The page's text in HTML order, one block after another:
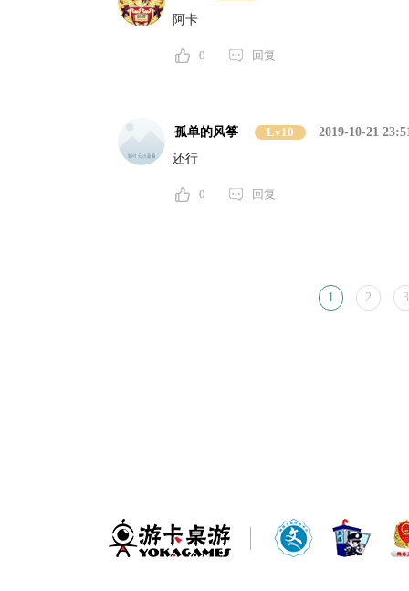
阿卡
0 回复
孤单的风筝 Lv10
2019-10-21
还行
0 回复
1 2 3